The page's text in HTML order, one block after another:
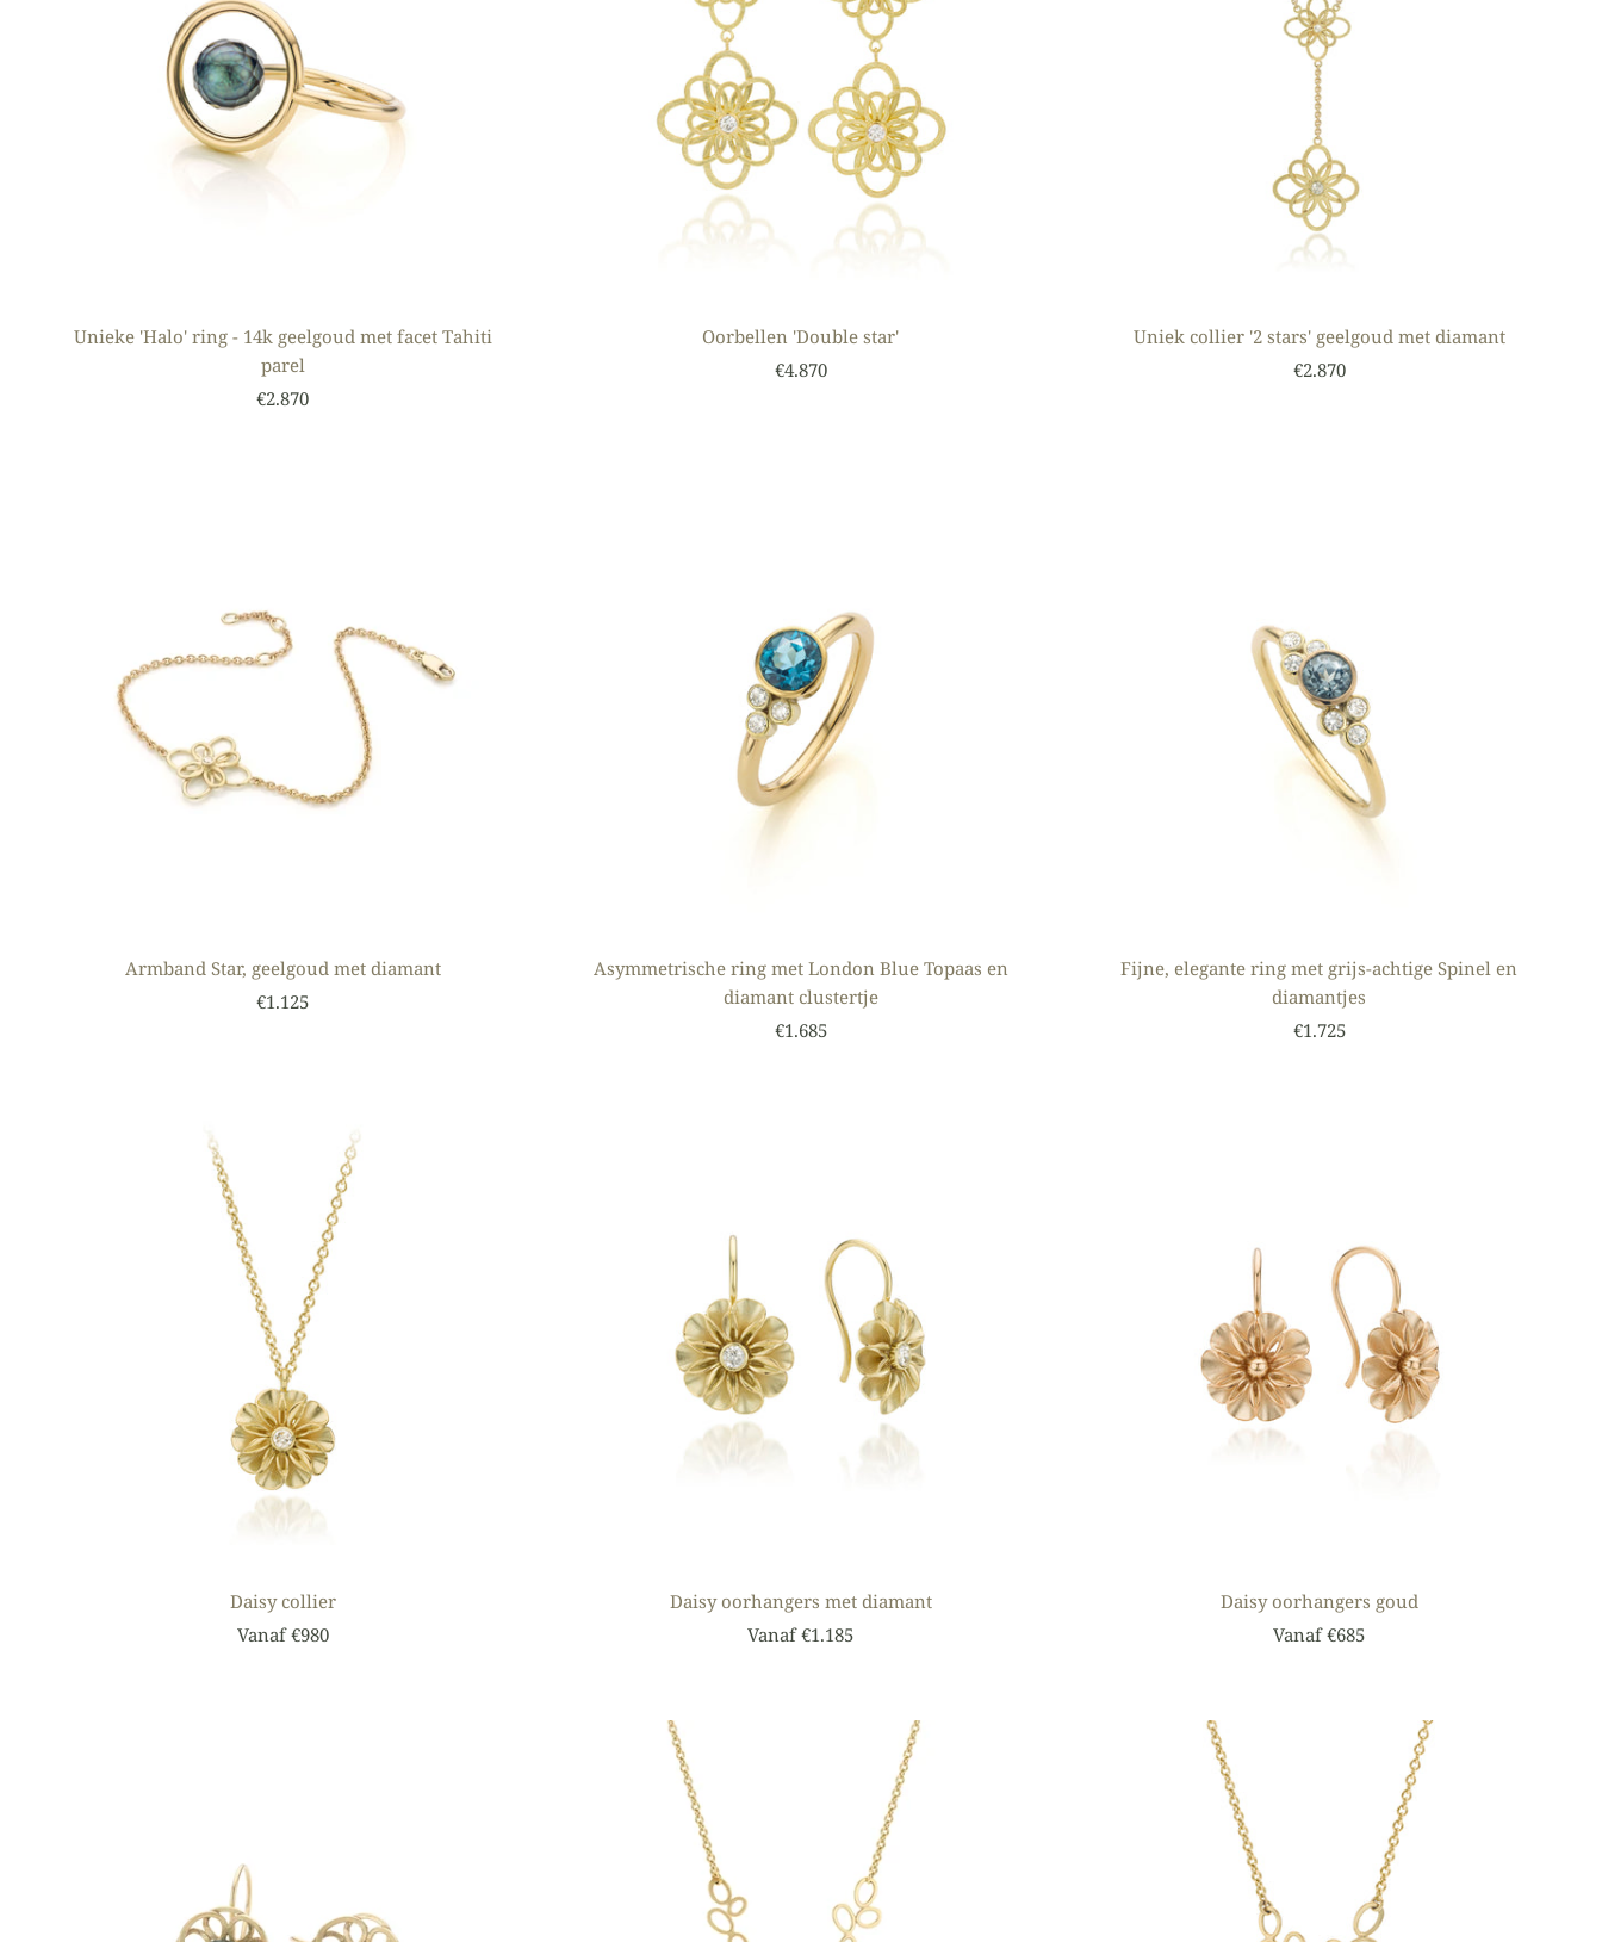
Unieke 'Halo' ring - 14k geelgoud met facet Tahiti
parel
€2.870
Oorbellen 'Double star'
€4.870
Uniek collier '2 stars' geelgoud met diamant
€2.870
Armband Star, geelgoud met diamant
€1.125
Asymmetrische ring met London Blue Topaas en
diamant clustertje
€1.685
Fijne, elegante ring met grijs-achtige Spinel en
diamantjes
€1.725
Daisy collier
Vanaf €980
Daisy oorhangers met diamant
Vanaf €1.185
Daisy oorhangers goud
Vanaf €685